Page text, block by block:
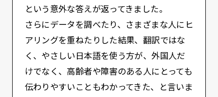
という意外な答えが返ってきました。
さらにデータを調べたり、さまざまな人にヒ
アリングを重ねたりした結果、翻訳ではな
く、やさしい⽇本語を使う方が、外国⼈だ
けでなく、⾼齢者や障害のある⼈にとっても
伝わりやすいこともわかってきた、と言いま